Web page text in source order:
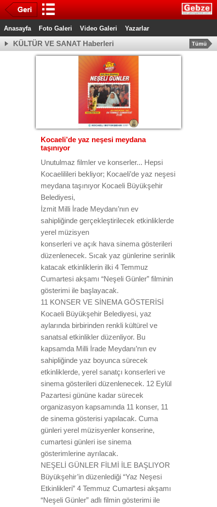
Anasayfa Foto Galeri Video Galeri Yazarlar
KÜLTÜR VE SANAT Haberleri Tümü
Kocaeli’de yaz neşesi meydana
taşınıyor
Unutulmaz filmler ve konserler... Hepsi
Kocaelilileri bekliyor; Kocaeli’de yaz neşesi
meydana taşınıyor Kocaeli Büyükşehir
Belediyesi,
İzmit Milli İrade Meydanı’nın ev
sahipliğinde gerçekleştirilecek etkinliklerde
yerel müzisyen
konserleri ve açık hava sinema gösterileri
düzenlenecek. Sıcak yaz günlerine serinlik
katacak etkinliklerin ilki 4 Temmuz
Cumartesi akşamı “Neşeli Günler” filminin
gösterimi ile başlayacak.
11 KONSER VE SİNEMA GÖSTERİSİ
Kocaeli Büyükşehir Belediyesi, yaz
aylarında birbirinden renkli kültürel ve
sanatsal etkinlikler düzenliyor. Bu
kapsamda Milli İrade Meydanı’nın ev
sahipliğinde yaz boyunca sürecek
etkinliklerde, yerel sanatçı konserleri ve
sinema gösterileri düzenlenecek. 12 Eylül
Pazartesi gününe kadar sürecek
organizasyon kapsamında 11 konser, 11
de sinema gösterisi yapılacak. Cuma
günleri yerel müzisyenler konserine,
cumartesi günleri ise sinema
gösterimlerine ayrılacak.
NEŞELİ GÜNLER FİLMİ İLE BAŞLIYOR
Büyükşehir’in düzenlediği “Yaz Neşesi
Etkinlikleri” 4 Temmuz Cumartesi akşamı
“Neşeli Günler” adlı filmin gösterimi ile